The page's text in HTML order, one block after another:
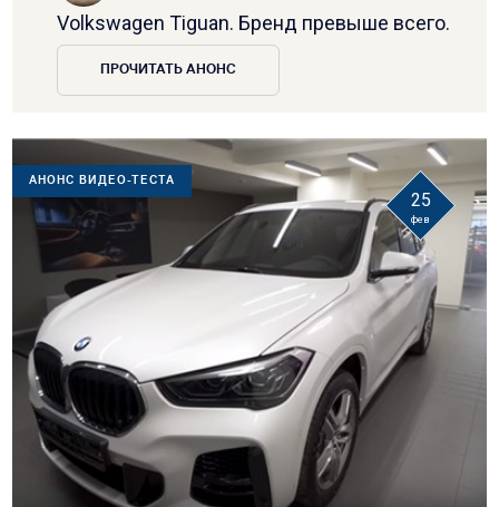
Volkswagen Tiguan. Бренд превыше всего.
ПРОЧИТАТЬ АНОНС
АНОНС ВИДЕО-ТЕСТА
25
фев